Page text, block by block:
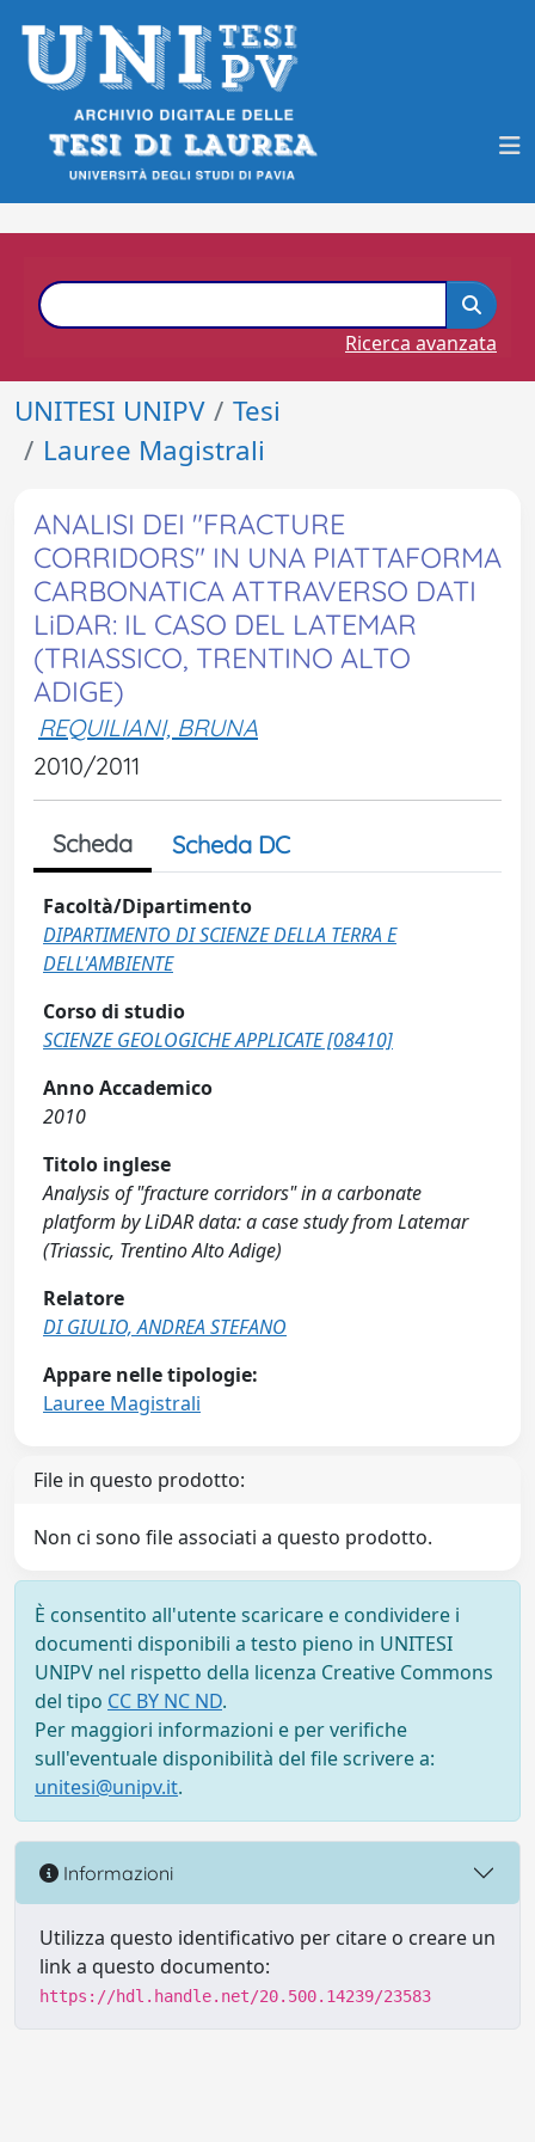
Ricerca avanzata
UNITESI UNIPV
Tesi
Lauree Magistrali
ANALISI DEI "FRACTURE
CORRIDORS" IN UNA PIATTAFORMA
CARBONATICA ATTRAVERSO DATI
LiDAR: IL CASO DEL LATEMAR
(TRIASSICO, TRENTINO ALTO
ADIGE)
REQUILIANI, BRUNA
2010/2011
Scheda Scheda DC
Facoltà/Dipartimento
DIPARTIMENTO DI SCIENZE DELLA TERRA E
DELL'AMBIENTE
Corso di studio
SCIENZE GEOLOGICHE APPLICATE [08410]
Anno Accademico
2010
Titolo inglese
Analysis of "fracture corridors" in a carbonate
platform by LiDAR data: a case study from Latemar
(Triassic, Trentino Alto Adige)
Relatore
DI GIULIO, ANDREA STEFANO
Appare nelle tipologie:
Lauree Magistrali
File in questo prodotto:
Non ci sono file associati a questo prodotto.
È consentito all'utente scaricare e condividere i
documenti disponibili a testo pieno in UNITESI
UNIPV nel rispetto della licenza Creative Commons
del tipo CC BY NC ND.
Per maggiori informazioni e per verifiche
sull'eventuale disponibilità del file scrivere a:
unitesi@unipv.it.
Informazioni
Utilizza questo identificativo per citare o creare un
link a questo documento:
https://hdl.handle.net/20.500.14239/23583